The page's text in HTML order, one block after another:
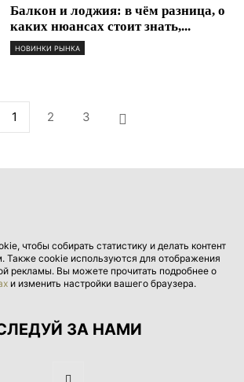
Балкон и лоджия: в чём разница, о
каких нюансах стоит знать,...
НОВИНКИ РЫНКА
1 2 3
чтобы собирать статистику и делать контент
Также cookie используются для отображения
рекламы. Вы можете прочитать подробнее о
и изменить настройки вашего браузера.
ЗА НАМИ